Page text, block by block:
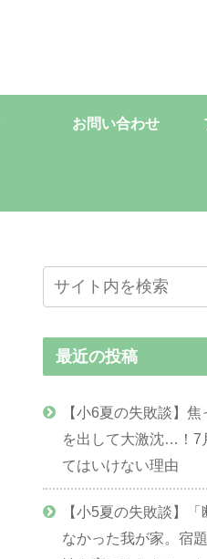
お問い合わせ
最近の投稿
【小6夏の失敗談】
を出して大激沈…！7
てはいけない理由
【小5夏の失敗談】
なかった我が家。宿